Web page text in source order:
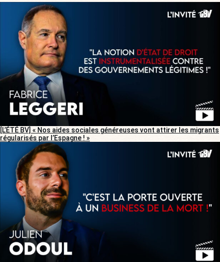
[L’ÉTÉ BV] « Nos aides sociales généreuses vont attirer les migrants
régularisés par l’Espagne ! »